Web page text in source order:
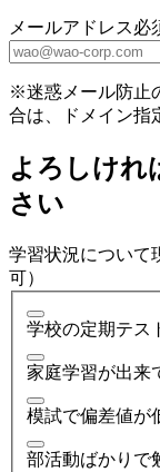
メールアドレス必
※迷惑メール防止
合は、ドメイン指
よろしけれ
さい
学習状況について
可）
学校の定期テス
家庭学習が出来
模試で偏差値が
部活動ばかりで